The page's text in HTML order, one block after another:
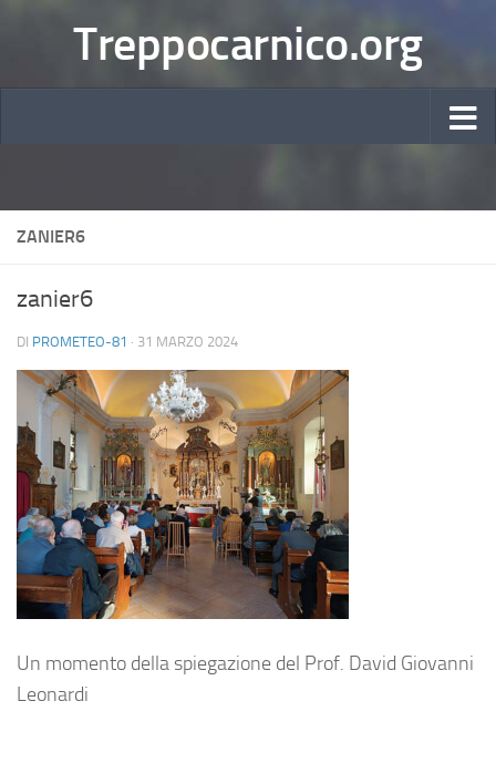
Treppocarnico.org
ZANIER6
zanier6
DI PROMETEO-81 · 31 MARZO 2024
Un momento della spiegazione del Prof. David Giovanni
Leonardi